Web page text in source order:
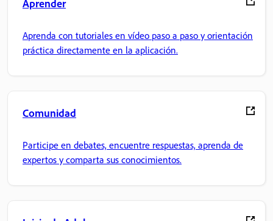
Aprender
Aprenda con tutoriales en vídeo paso a paso y orientación
práctica directamente en la aplicación.
Comunidad
Participe en debates, encuentre respuestas, aprenda de
expertos y comparta sus conocimientos.